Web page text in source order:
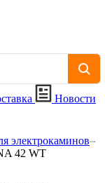
Новости
электрокаминов
42 WT